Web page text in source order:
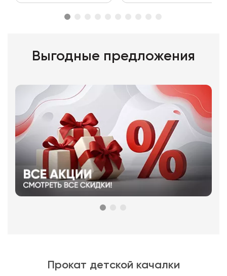
Выгодные предложения
Прокат детской качалки